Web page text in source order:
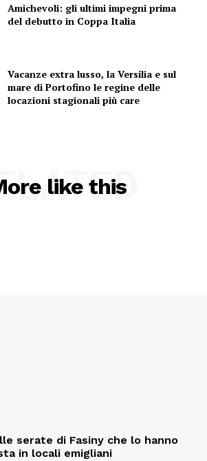
Amichevoli: gli ultimi impegni prima
del debutto in Coppa Italia
Vacanze extra lusso, la Versilia e sul
mare di Portofino le regine delle
locazioni stagionali più care
like this
serate di Fasiny che lo hanno
in locali emigliani